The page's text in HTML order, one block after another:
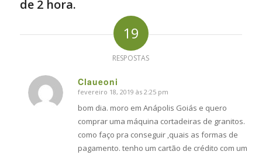
de 2 hora.
19
RESPOSTAS
Claueoni
says:
fevereiro 18, 2019 às 2:25 pm
bom dia. moro em Anápolis Goiás e quero
comprar uma máquina cortadeiras de granitos.
como faço pra conseguir ,quais as formas de
pagamento. tenho um cartão de crédito com um